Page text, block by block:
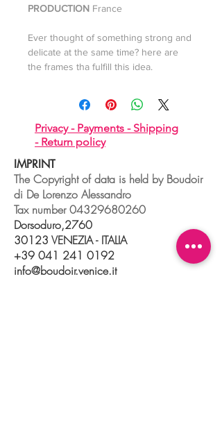
PRODUCTION France
Ever thought of something strong and
delicate at the same time? here are
the frames tha fulfill this idea.
Privacy - Payments - Shipping
- Return policy
IMPRINT
The Copyright of data is held by Boudoir
di De Lorenzo Alessandro
Tax number04329680260
Dorsoduro,2760
30123 VENEZIA - ITALIA
+39 041 241 0192
info@boudoir.venice.it